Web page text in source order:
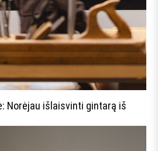
Norėjau išlaisvinti gintarą iš